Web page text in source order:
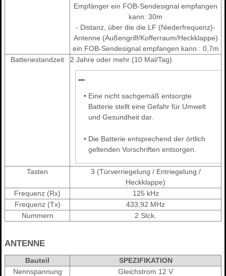
Empfänger ein FOB-Sendesignal empfangen
kann: 30m
- Distanz, über die die LF (Niederfrequenz)-
Antenne (Außengriff/Kofferraum/Heckklappe)
ein FOB-Sendesignal empfangen kann : 0,7m
Batteriestandzeit
2 Jahre oder mehr (10 Mal/Tag)
• Eine nicht sachgemäß entsorgte
Batterie stellt eine Gefahr für Umwelt
und Gesundheit dar.
• Die Batterie entsprechend der örtlich
geltenden Vorschriften entsorgen.
Tasten
3 (Türverriegelung / Entriegelung /
Heckklappe)
Frequenz (Rx)
125 kHz
Frequenz (Tx)
433,92 MHz
Nummern
2 Stck.
ANTENNE
Bauteil
SPEZIFIKATION
Nennspannung
Gleichstrom 12 V